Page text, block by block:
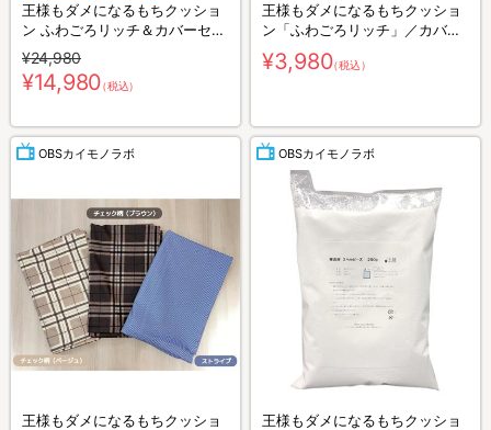
王様もダメになるもちクッショ
ン ふわごろリッチ＆カバーセッ
ト
¥24,980
¥14,980（税込）
王様もダメになるもちクッショ
ン「ふわごろリッチ」／カバー
（無地タイプ）
¥3,980（税込）
OBSカイモノラボ
王様もダメになるもちクッショ
OBSカイモノラボ
王様もダメになるもちクッショ